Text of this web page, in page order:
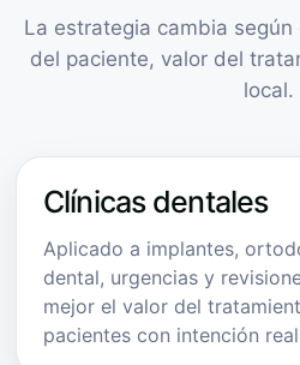
La estrategia cambia
del paciente, valor del
local.
Clínicas dentales
Aplicado a implantes,
dental, urgencias y
mejor el valor del
pacientes con intención